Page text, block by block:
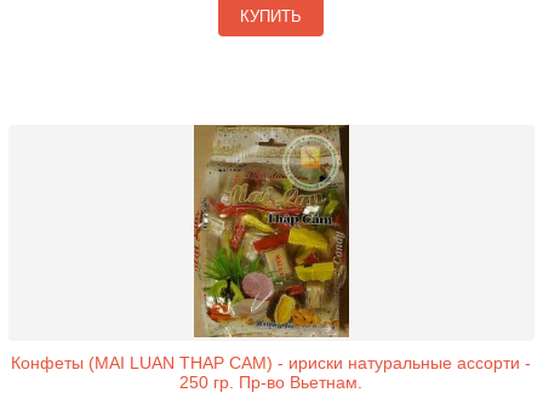
КУПИТЬ
Конфеты (MAI LUAN THAP CAM) - ириски натуральные ассорти -
250 гр. Пр-во Вьетнам.